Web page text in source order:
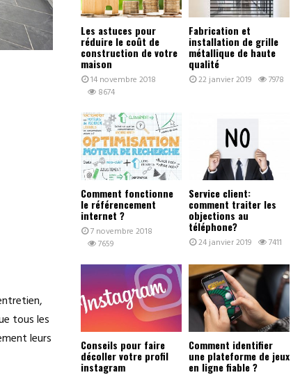
tous les
leurs
Les astuces pour
réduire le coût de
construction de votre
maison
14 novembre 2018
8674
Fabrication et
installation de grille
métallique de haute
qualité
22 janvier 2019 7978
Comment fonctionne
le référencement
internet ?
7 novembre 2018
7659
Service client:
comment traiter les
objections au
téléphone?
24 janvier 2019 7411
Conseils pour faire
décoller votre profil
instagram
Comment identifier
une plateforme de jeux
en ligne fiable ?